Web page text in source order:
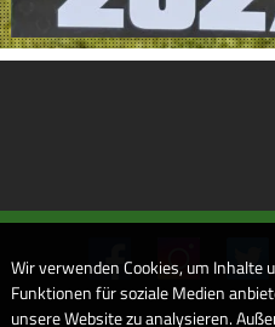
Wir verwenden Cookies, um Inhalte
Funktionen für soziale Medien
unsere Website zu analysieren.